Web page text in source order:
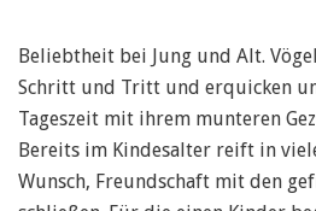
Beliebtheit bei Jung und Alt.
Schritt und Tritt und erquicken
Tageszeit mit ihrem munteren
Bereits im Kindesalter reift in
Wunsch, Freundschaft mit den